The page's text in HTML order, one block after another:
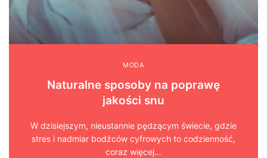
MODA
Naturalne sposoby na poprawę
jakości snu
W dzisiejszym, nieustannie pędzącym świecie, gdzie
stres i nadmiar bodźców cyfrowych to codzienność,
coraz więcej…